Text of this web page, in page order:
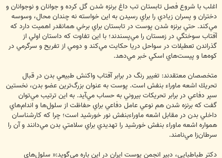
اغلب با شروع فصل تابستان تب داغ برنزه شدن گل كرده و جوانان و نوجوانان و
دختران و پسران زيادي را براي رسيدن به اين خواسته نه چندان محال، وسوسه
مي‌كند. حتي برنزه شدن پوست در تابستان براي برخي همانقدر اهميت دارد كه
آفتاب سوختگي در زمستان را مي‌پسندند؛ با اين تفاوت كه داستان اولي از
گذراندن تعطيلات در سواحل دريا حكايت مي‌كند و دومي از تفريح و سرگرمي در
كوه‌ها و پيست‌هاي اسكي خبر مي‌دهد.
متخصصان معتقدند: تغيير رنگ در برابر آفتاب واكنش طبيعي بدن در قبال
تحريك اشعه ماوراء بنفش است. پوست به عنوان بزرگ‌ترين عضو بدن، نخستين
سپر دفاعي در برابر تحريكات بيروني به حساب مي‌آيد. به اين ترتيب مي‌توان
گفت كه برنزه شدن هم نوعي عامل دفاعي براي حفاظت از سلول‌ها و اندام‌هاي
داخلي بدن در مقابل اشعه ماوراءبنفش نور خورشيد است؛ چرا كه كارشناسان
همواره اشعه ماوراء بنفش خورشيد را تهديدي براي سلامتي بدن مي‌دانند و آن را
سرطان‌زا مي‌نامند.
دكتر طباطبايي، دبير انجمن پوست ايران در اين باره مي‌گويد:« سلول‌هاي